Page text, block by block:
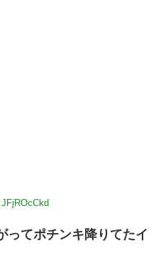
ってポチンキ降りてたイ